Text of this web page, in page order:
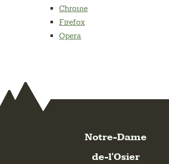
Chrome
Firefox
Opera
Notre-Dame
de-l'Osier